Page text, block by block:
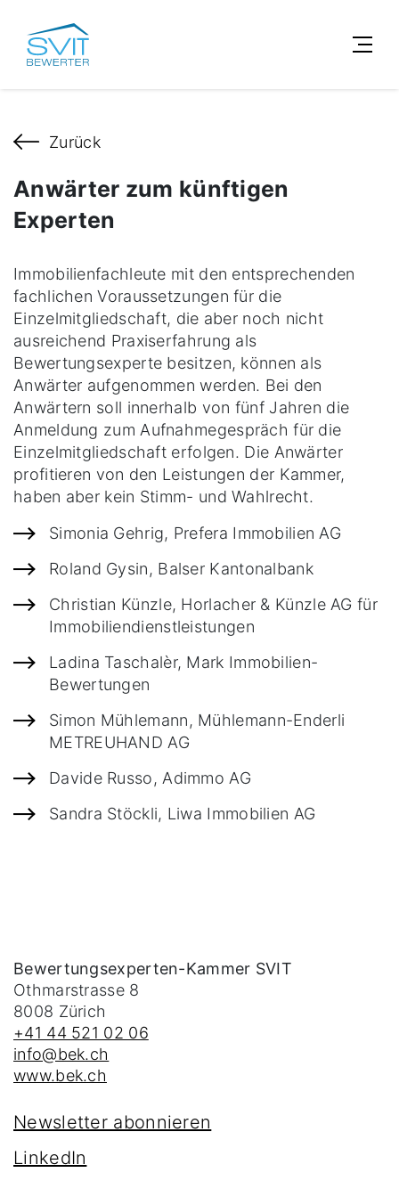
Zurück
Anwärter zum künftigen
Experten
Immobilienfachleute mit den entsprechenden
fachlichen Voraussetzungen für die
Einzelmitgliedschaft, die aber noch nicht
ausreichend Praxiserfahrung als
Bewertungsexperte besitzen, können als
Anwärter aufgenommen werden. Bei den
Anwärtern soll innerhalb von fünf Jahren die
Anmeldung zum Aufnahmegespräch für die
Einzelmitgliedschaft erfolgen. Die Anwärter
profitieren von den Leistungen der Kammer,
haben aber kein Stimm- und Wahlrecht.
Simonia Gehrig, Prefera Immobilien AG
Roland Gysin, Balser Kantonalbank
Christian Künzle, Horlacher & Künzle AG für
Immobiliendienstleistungen
Ladina Taschalèr, Mark Immobilien-
Bewertungen
Simon Mühlemann, Mühlemann-Enderli
METREUHAND AG
Davide Russo, Adimmo AG
Sandra Stöckli, Liwa Immobilien AG
Bewertungsexperten-Kammer SVIT
Othmarstrasse 8
8008 Zürich
+41 44 521 02 06
info@bek.ch
www.bek.ch
Newsletter abonnieren
LinkedIn